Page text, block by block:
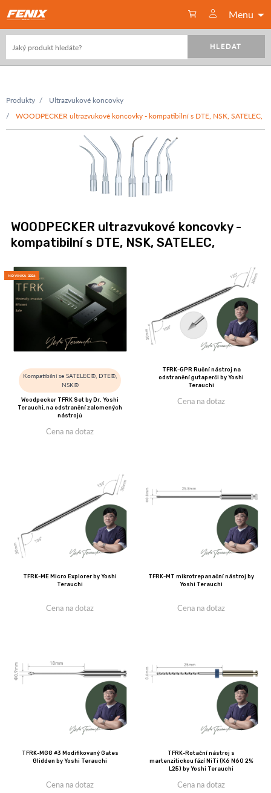
Menu
HLEDAT
Produkty
Ultrazvukové koncovky
WOODPECKER ultrazvukové koncovky - kompatibilní s DTE, NSK, SATELEC,
WOODPECKER ultrazvukové koncovky -
kompatibilní s DTE, NSK, SATELEC,
NOVINKA 2024
Kompatibilní se SATELEC®, DTE®,
NSK®
Woodpecker TFRK Set by Dr. Yoshi
Terauchi, na odstranění zalomených
nástrojů
Cena na dotaz
TFRK-GPR Ruční nástroj na
odstranění gutaperči by Yoshi
Terauchi
Cena na dotaz
TFRK-ME Micro Explorer by Yoshi
Terauchi
Cena na dotaz
TFRK-MT mikrotrepanační nástroj by
Yoshi Terauchi
Cena na dotaz
TFRK-MGG #3 Modifikovaný Gates
Glidden by Yoshi Terauchi
Cena na dotaz
TFRK-Rotační nástroj s
martenzitickou fází NiTi (K6 N60 2%
L25) by Yoshi Terauchi
Cena na dotaz